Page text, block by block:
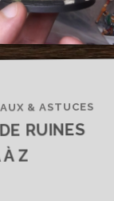
& ASTUCES
RUINES
À Z